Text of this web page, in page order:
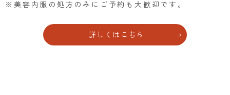
※美容内服の処方のみにご予約も大歓迎です。
詳しくはこちら